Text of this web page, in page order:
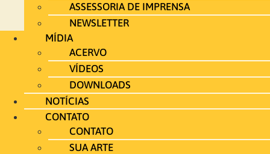
ASSESSORIA DE IMPRENSA
NEWSLETTER
MÍDIA
ACERVO
VÍDEOS
DOWNLOADS
NOTÍCIAS
CONTATO
CONTATO
SUA ARTE